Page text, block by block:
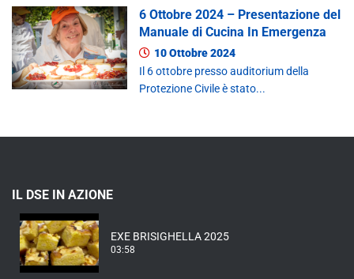
6 Ottobre 2024 – Presentazione del
Manuale di Cucina In Emergenza
10 Ottobre 2024
Il 6 ottobre presso auditorium della
Protezione Civile è stato...
IL DSE IN AZIONE
EXE BRISIGHELLA 2025
03:58